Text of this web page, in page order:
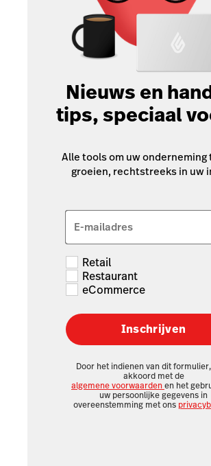
Nieuws en
tips, speciaal
Alle tools om uw onderneming
groeien, rechtstreeks in uw
E-mailadres
Retail
Restaurant
eCommerce
Inschrijven
Door het indienen van dit
akkoord met de
algemene voorwaardenen het
uw persoonlijke gegevens in
overeenstemming met ons